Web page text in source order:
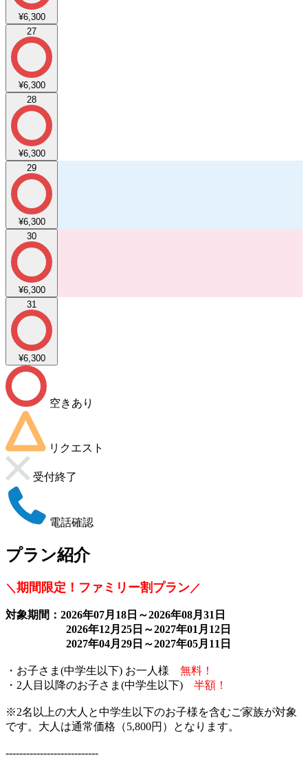
¥6,300
27
¥6,300
28
¥6,300
29
¥6,300
30
¥6,300
31
¥6,300
空きあり
リクエスト
受付終了
電話確認
プラン紹介
＼期間限定！ファミリー割プラン／
対象期間：2026年07月18日～2026年08月31日
2026年12月25日～2027年01月12日
2027年04月29日～2027年05月11日
・お子さま(中学生以下) お一人様 無料！
・2人目以降のお子さま(中学生以下) 半額！
※2名以上の大人と中学生以下のお子様を含むご家族が対象
です。大人は通常価格（5,800円）となります。
---------------------------